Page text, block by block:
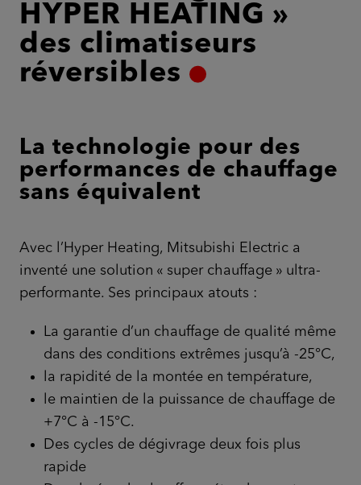
HYPER HEATING »
des climatiseurs
réversibles
La technologie pour des
performances de chauffage
sans équivalent
Avec l’Hyper Heating, Mitsubishi Electric a
inventé une solution « super chauffage » ultra-
performante. Ses principaux atouts :
La garantie d’un chauffage de qualité même
dans des conditions extrêmes jusqu’à -25°C,
la rapidité de la montée en température,
le maintien de la puissance de chauffage de
+7°C à -15°C.
Des cycles de dégivrage deux fois plus
rapide